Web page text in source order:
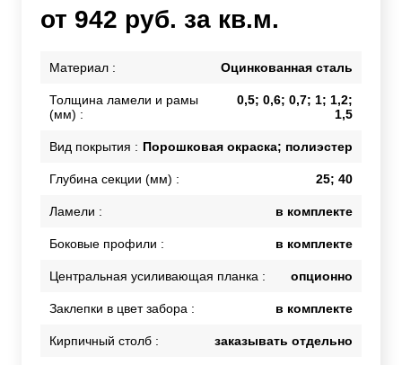
от 942 руб. за кв.м.
Материал : Оцинкованная сталь
Толщина ламели и рамы
(мм) :
0,5; 0,6; 0,7; 1; 1,2;
1,5
Вид покрытия : Порошковая окраска; полиэстер
Глубина секции (мм) : 25; 40
Ламели : в комплекте
Боковые профили : в комплекте
Центральная усиливающая планка : опционно
Заклепки в цвет забора : в комплекте
Кирпичный столб : заказывать отдельно